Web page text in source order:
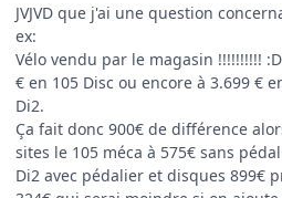
JVJVD que j'ai une question
ex:
Vélo vendu par le magasin !!!!!!!!!! :
€ en 105 Disc ou encore à 3.699 €
Di2.
Ça fait donc 900€ de différence
sites le 105 méca à 575€ sans
Di2 avec pédalier et disques 899€